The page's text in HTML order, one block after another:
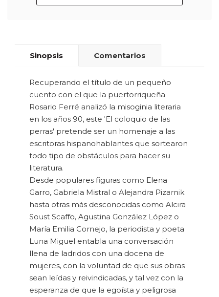
Sinopsis Comentarios
Recuperando el título de un pequeño
cuento con el que la puertorriqueña
Rosario Ferré analizó la misoginia literaria
en los años 90, este 'El coloquio de las
perras' pretende ser un homenaje a las
escritoras hispanohablantes que sortearon
todo tipo de obstáculos para hacer su
literatura.
Desde populares figuras como Elena
Garro, Gabriela Mistral o Alejandra Pizarnik
hasta otras más desconocidas como Alcira
Soust Scaffo, Agustina González López o
María Emilia Cornejo, la periodista y poeta
Luna Miguel entabla una conversación
llena de ladridos con una docena de
mujeres, con la voluntad de que sus obras
sean leídas y reivindicadas, y tal vez con la
esperanza de que la egoísta y peligrosa